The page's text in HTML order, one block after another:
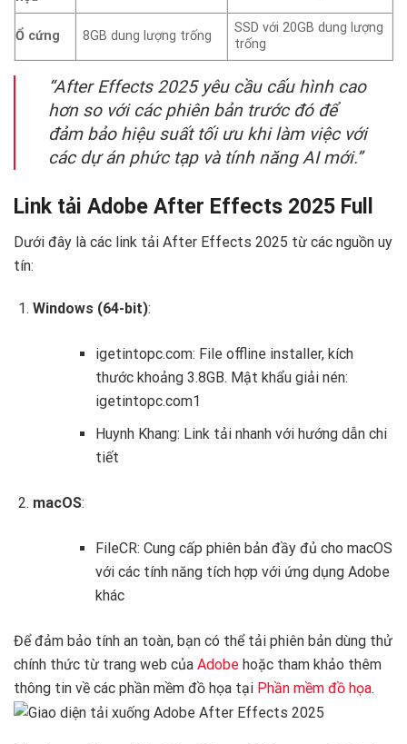
Ổ cứng 8GB dung lượng trống
SSD với 20GB dung lượng
trống
“After Effects 2025 yêu cầu cấu hình cao
hơn so với các phiên bản trước đó để
đảm bảo hiệu suất tối ưu khi làm việc với
các dự án phức tạp và tính năng AI mới.”
Link tải Adobe After Effects 2025 Full
Dưới đây là các link tải After Effects 2025 từ các nguồn uy
tín:
Windows (64-bit):
igetintopc.com: File offline installer, kích
thước khoảng 3.8GB. Mật khẩu giải nén:
igetintopc.com1
Huynh Khang: Link tải nhanh với hướng dẫn chi
tiết
macOS:
FileCR: Cung cấp phiên bản đầy đủ cho macOS
với các tính năng tích hợp với ứng dụng Adobe
khác
Để đảm bảo tính an toàn, bạn có thể tải phiên bản dùng thử
chính thức từ trang web của Adobe hoặc tham khảo thêm
thông tin về các phần mềm đồ họa tại Phần mềm đồ họa.